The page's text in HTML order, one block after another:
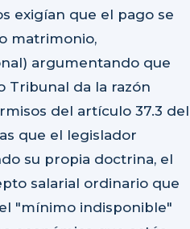
exigían que el pago se
matrimonio,
argumentando que
Tribunal da la razón
del artículo 37.3 del
que el legislador
su propia doctrina, el
salarial ordinario que
"mínimo indisponible"